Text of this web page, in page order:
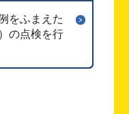
をふまえた
の点検を行